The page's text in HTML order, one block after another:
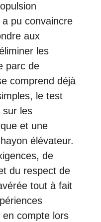
pu convaincre
aux
les
parc de
comprend déjà
le test
sur les
et une
élévateur.
de
du respect de
tout à fait
compte lors